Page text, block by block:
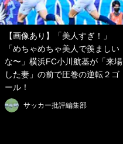
【画像あり】「美人すぎ！」
「めちゃめちゃ美人で羨ましい
な〜」横浜FC小川航基が「来場
した妻」の前で圧巻の逆転２ゴ
ール！
サッカー批評編集部